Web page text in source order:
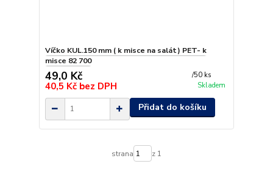
Víčko KUL.150 mm ( k misce na salát) PET- k
misce 82 700
49,0 Kč /50 ks
40,5 Kč bez DPH Skladem
Přidat do košíku
strana z 1